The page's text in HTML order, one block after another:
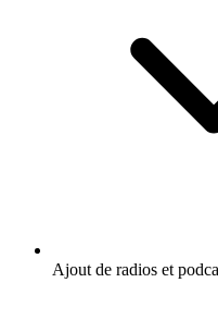
Ajout de radios et